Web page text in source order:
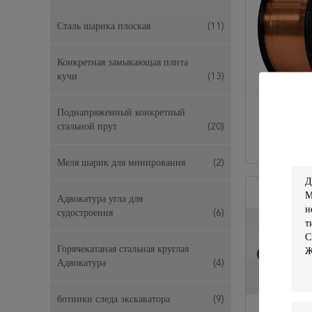
Сталь шарика плоская (11)
Конкретная замыкающая плита
кучи
(13)
Поднапряженный конкретный
стальной прут
(20)
Меля шарик для минирования (2)
Адвокатура угла для
судостроения
(6)
Горячекатаная стальная круглая
Адвокатура
(4)
ботинки следа экскаватора (9)